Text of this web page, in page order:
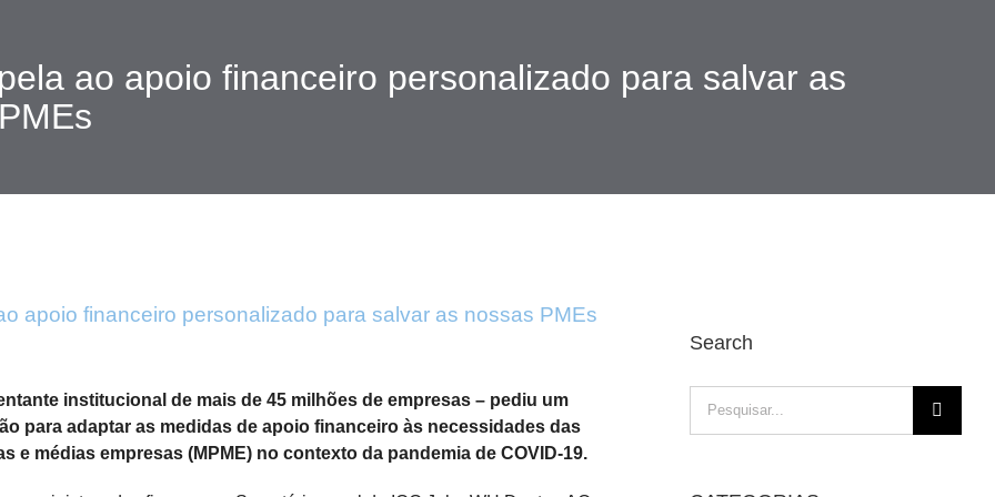
ao apoio financeiro personalizado para salvar as
apoio financeiro personalizado para salvar as nossas PMEs
institucional de mais de 45 milhões de empresas – pediu um
para adaptar as medidas de apoio financeiro às necessidades das
e médias empresas (MPME) no contexto da pandemia de COVID-19.
Search